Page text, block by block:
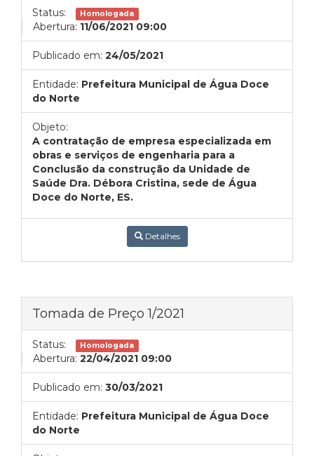
Status: Homologada
Abertura: 11/06/2021 09:00
Publicado em: 24/05/2021
Entidade: Prefeitura Municipal de Água Doce
do Norte
Objeto:
A contratação de empresa especializada em
obras e serviços de engenharia para a
Conclusão da construção da Unidade de
Saúde Dra. Débora Cristina, sede de Água
Doce do Norte, ES.
Detalhes
Tomada de Preço 1/2021
Status: Homologada
Abertura: 22/04/2021 09:00
Publicado em: 30/03/2021
Entidade: Prefeitura Municipal de Água Doce
do Norte